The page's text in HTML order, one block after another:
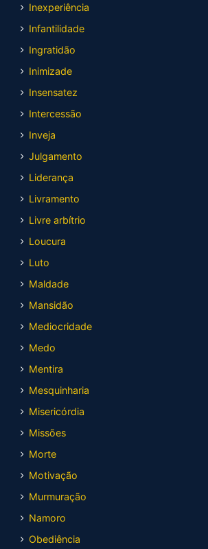
Inexperiência
Infantilidade
Ingratidão
Inimizade
Insensatez
Intercessão
Inveja
Julgamento
Liderança
Livramento
Livre arbítrio
Loucura
Luto
Maldade
Mansidão
Mediocridade
Medo
Mentira
Mesquinharia
Misericórdia
Missões
Morte
Motivação
Murmuração
Namoro
Obediência